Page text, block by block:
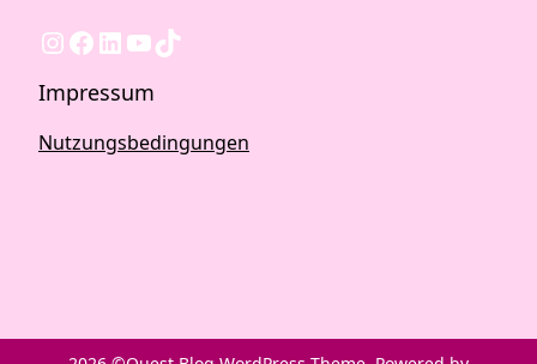
Instagram
Facebook
LinkedIn
YouTube
TikTok
Impressum
Nutzungsbedingungen